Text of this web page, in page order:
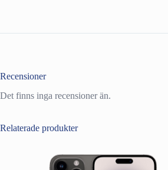
Recensioner
Det finns inga recensioner än.
Relaterade produkter